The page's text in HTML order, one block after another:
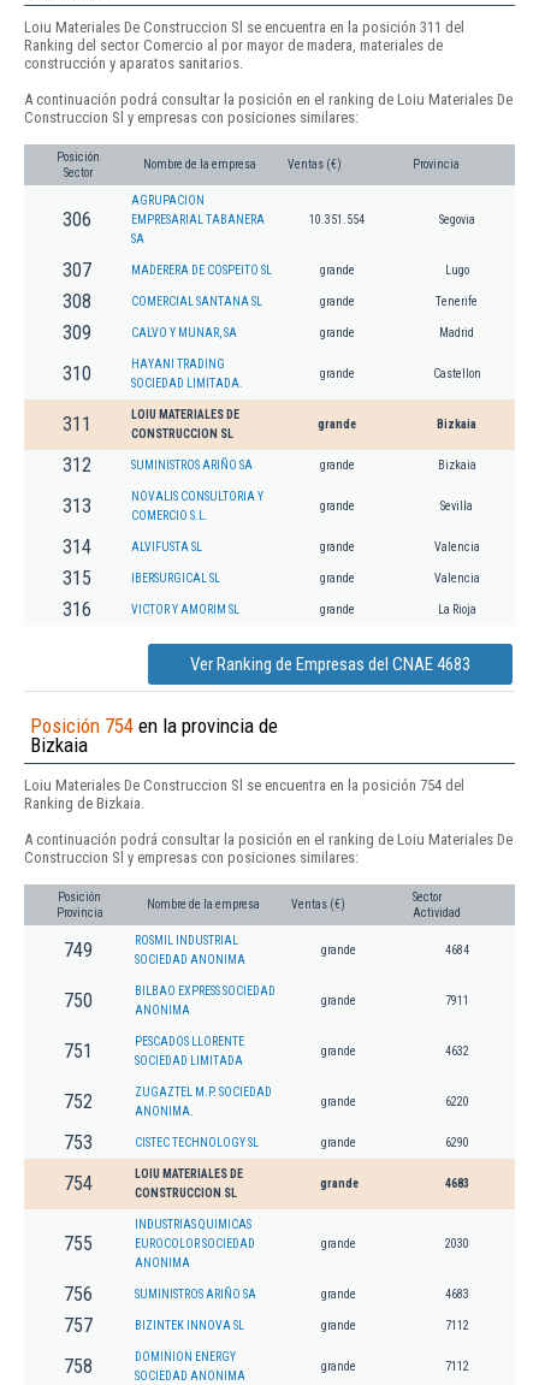
Loiu Materiales De Construccion Sl se encuentra en la posición 311 del
Ranking del sector Comercio al por mayor de madera, materiales de
construcción y aparatos sanitarios.
A continuación podrá consultar la posición en el ranking de Loiu Materiales De
Construccion Sl y empresas con posiciones similares:
Posición
Sector
Nombre de la empresa Ventas (€) Provincia
306
AGRUPACION
EMPRESARIAL TABANERA
SA
10.351.554 Segovia
307 MADERERA DE COSPEITO SL grande Lugo
308 COMERCIAL SANTANA SL grande Tenerife
309 CALVO Y MUNAR, SA grande Madrid
310
HAYANI TRADING
SOCIEDAD LIMITADA.
grande Castellon
311
LOIU MATERIALES DE
CONSTRUCCION SL
grande Bizkaia
312 SUMINISTROS ARIÑO SA grande Bizkaia
313
NOVALIS CONSULTORIA Y
COMERCIO S.L.
grande Sevilla
314 ALVIFUSTA SL grande Valencia
315 IBERSURGICAL SL grande Valencia
316 VICTOR Y AMORIM SL grande La Rioja
Ver Ranking de Empresas del CNAE 4683
Posición 754 en la provincia de
Bizkaia
Loiu Materiales De Construccion Sl se encuentra en la posición 754 del
Ranking de Bizkaia.
A continuación podrá consultar la posición en el ranking de Loiu Materiales De
Construccion Sl y empresas con posiciones similares:
Posición
Provincia
Nombre de la empresa Ventas (€)
Sector
Actividad
749
ROSMIL INDUSTRIAL
SOCIEDAD ANONIMA
grande 4684
750
BILBAO EXPRESS SOCIEDAD
ANONIMA
grande 7911
751
PESCADOS LLORENTE
SOCIEDAD LIMITADA
grande 4632
752
ZUGAZTEL M.P. SOCIEDAD
ANONIMA.
grande 6220
753 CISTEC TECHNOLOGY SL grande 6290
754
LOIU MATERIALES DE
CONSTRUCCION SL
grande 4683
755
INDUSTRIAS QUIMICAS
EUROCOLOR SOCIEDAD
ANONIMA
grande 2030
756 SUMINISTROS ARIÑO SA grande 4683
757 BIZINTEK INNOVA SL grande 7112
758
DOMINION ENERGY
SOCIEDAD ANONIMA
grande 7112